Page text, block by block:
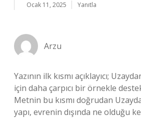
Ocak 11, 2025 Yanıtla
Arzu
Yazının ilk kısmı açıklayıcı;
için daha çarpıcı bir örnekle
Metnin bu kısmı doğrudan
yapı, evrenin dışında ne olduğu